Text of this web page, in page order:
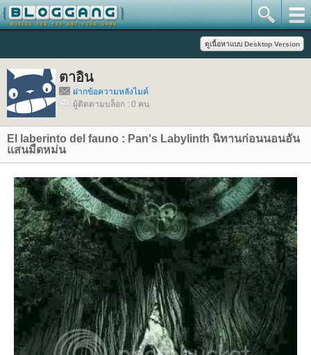
ตาอิน
ฝากข้อความหลังไมค์
ผู้ติดตามบล็อก : 0 คน
El laberinto del fauno : Pan's Labylinth นิทานก่อนนอนอัน
สนมืดหม่น